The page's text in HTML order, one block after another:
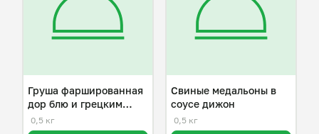
Груша фаршированная
дор блю и грецким
орехом
0,5 кг
Свиные медальоны в
соусе дижон
0,5 кг